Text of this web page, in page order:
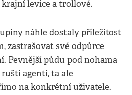
levice a trollové.
náhle dostaly příležitost
zastrašovat své odpůrce
Pevnější půdu pod nohama
agenti, ta ale
na konkrétní uživatele.